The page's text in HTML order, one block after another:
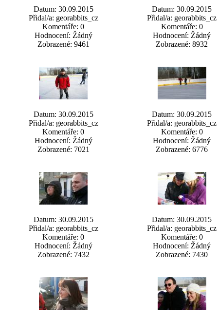
Datum: 30.09.2015
Přidal/a: georabbits_cz
Komentáře: 0
Hodnocení: Žádný
Zobrazené: 9461
Datum: 30.09.2015
Přidal/a: georabbits_cz
Komentáře: 0
Hodnocení: Žádný
Zobrazené: 8932
Datum: 30.09.2015
Přidal/a: georabbits_cz
Komentáře: 0
Hodnocení: Žádný
Zobrazené: 7021
Datum: 30.09.2015
Přidal/a: georabbits_cz
Komentáře: 0
Hodnocení: Žádný
Zobrazené: 6776
Datum: 30.09.2015
Přidal/a: georabbits_cz
Komentáře: 0
Hodnocení: Žádný
Zobrazené: 7432
Datum: 30.09.2015
Přidal/a: georabbits_cz
Komentáře: 0
Hodnocení: Žádný
Zobrazené: 7430